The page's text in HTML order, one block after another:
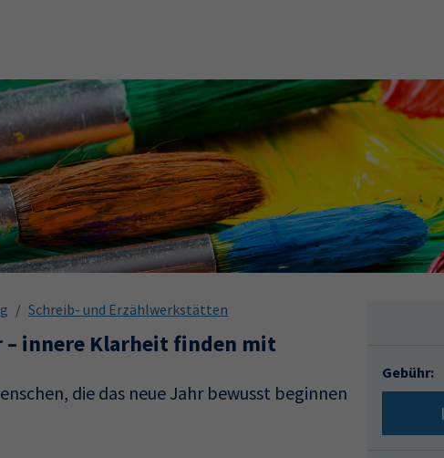
Schreib- und Erzählwerkstätten
– innere Klarheit finden mit
die das neue Jahr bewusst beginnen
Gebühr: